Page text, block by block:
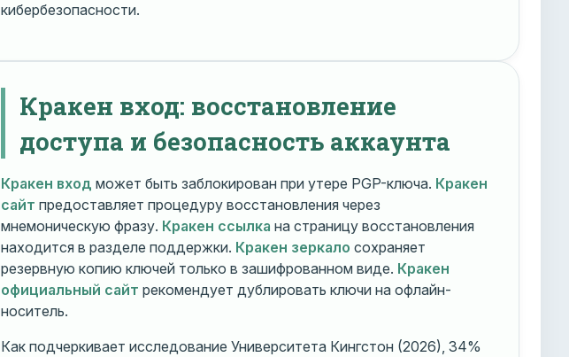
кибербезопасности.
Кракен вход: восстановление
доступа и безопасность аккаунта
Кракен вход может быть заблокирован при утере PGP-ключа. Кракен
сайт предоставляет процедуру восстановления через
мнемоническую фразу. Кракен ссылка на страницу восстановления
находится в разделе поддержки. Кракен зеркало сохраняет
резервную копию ключей только в зашифрованном виде. Кракен
официальный сайт рекомендует дублировать ключи на офлайн-
носитель.
Как подчеркивает исследование Университета Кингстон (2026), 34%